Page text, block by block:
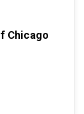
Chicago